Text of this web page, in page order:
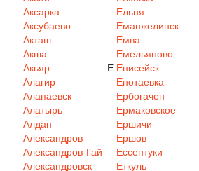
Аксарка
Аксубаево
Акташ
Акша
Акьяр
Алагир
Алапаевск
Алатырь
Алдан
Александров
Александров-Гай
Александровск
Е
Ельня
Еманжелинск
Емва
Емельяново
Енисейск
Енотаевка
Ербогачен
Ермаковское
Ершичи
Ершов
Ессентуки
Еткуль